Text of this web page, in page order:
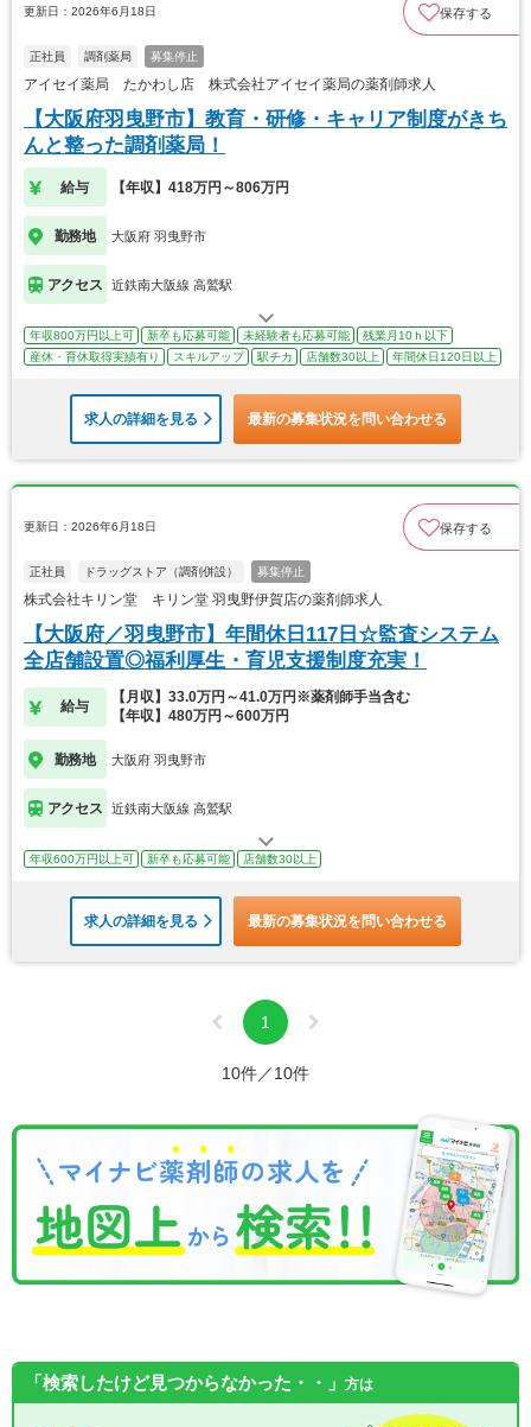
更新日：2026年6月18日 保存する
正社員 調剤薬局 募集停止
アイセイ薬局 たかわし店 株式会社アイセイ薬局の薬剤師求人
【大阪府羽曳野市】教育・研修・キャリア制度がきち
んと整った調剤薬局！
給与 【年収】418万円～806万円
勤務地 大阪府 羽曳野市
アクセス 近鉄南大阪線 高鷲駅
年収800万円以上可 新卒も応募可能 未経験者も応募可能
残業月10ｈ以下
産休・育休取得実績有り
スキルアップ 駅チカ 店舗数30以上 年間休日120日以上
求人の詳細を見る 最新の募集状況を問い合わせる
更新日：2026年6月18日 保存する
正社員 ドラッグストア（調剤併設） 募集停止
株式会社キリン堂 キリン堂 羽曳野伊賀店の薬剤師求人
【大阪府／羽曳野市】年間休日117日☆監査システム
全店舗設置◎福利厚生・育児支援制度充実！
給与
【月収】33.0万円～41.0万円※薬剤師手当含む
【年収】480万円～600万円
勤務地 大阪府 羽曳野市
アクセス 近鉄南大阪線 高鷲駅
年収600万円以上可 新卒も応募可能 店舗数30以上
求人の詳細を見る 最新の募集状況を問い合わせる
1
10件／10件
「検索したけど見つからなかった・・」 方は